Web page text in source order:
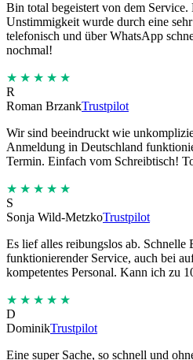
Bin total begeistert von dem Service.
Unstimmigkeit wurde durch eine
telefonisch und über WhatsApp
nochmal!
★★★★★
R
Roman BrzankTrustpilot
Wir sind beeindruckt wie
Anmeldung in Deutschland
Termin. Einfach vom Schreibtisch!
★★★★★
S
Sonja Wild-MetzkoTrustpilot
Es lief alles reibungslos ab. Schnelle
funktionierender Service, auch bei
kompetentes Personal. Kann ich zu
★★★★★
D
DominikTrustpilot
Eine super Sache, so schnell und